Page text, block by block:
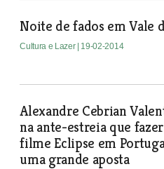
Noite de fados em Vale
Cultura e Lazer | 19-02-2014
Alexandre Cebrian
na ante-estreia que
filme Eclipse em
uma grande aposta